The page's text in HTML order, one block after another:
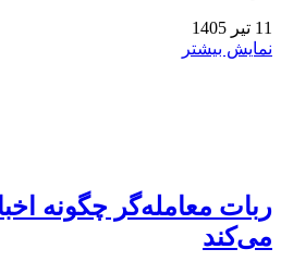
11 تیر 1405
نمایش بیشتر
ربات معامله‌گر چگونه
می‌کند